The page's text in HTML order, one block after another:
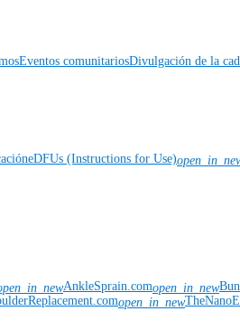
Eventos comunitariosDivulgación de la
eDFUs (Instructions for Use)
AnkleSprain.comopen_in_new
open_in_new